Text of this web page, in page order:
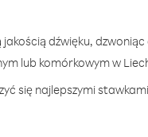
dźwięku,
lub komórkowym w
się najlepszymi